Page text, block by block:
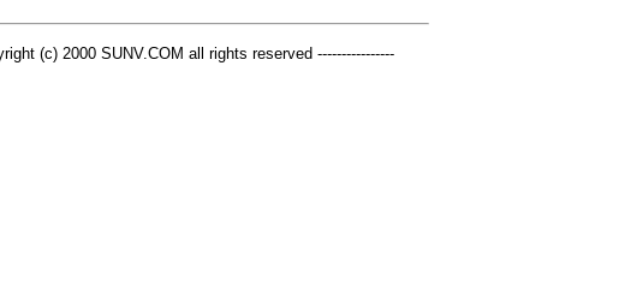
(c) 2000 SUNV.COM all rights reserved ----------------